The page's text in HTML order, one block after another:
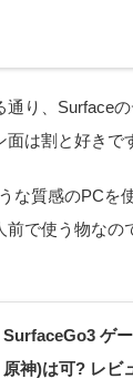
通り、Surface
は割と好きで
な質感のPCを
前で使う物なの
SurfaceGo3 ゲ
原神)は可? レビ